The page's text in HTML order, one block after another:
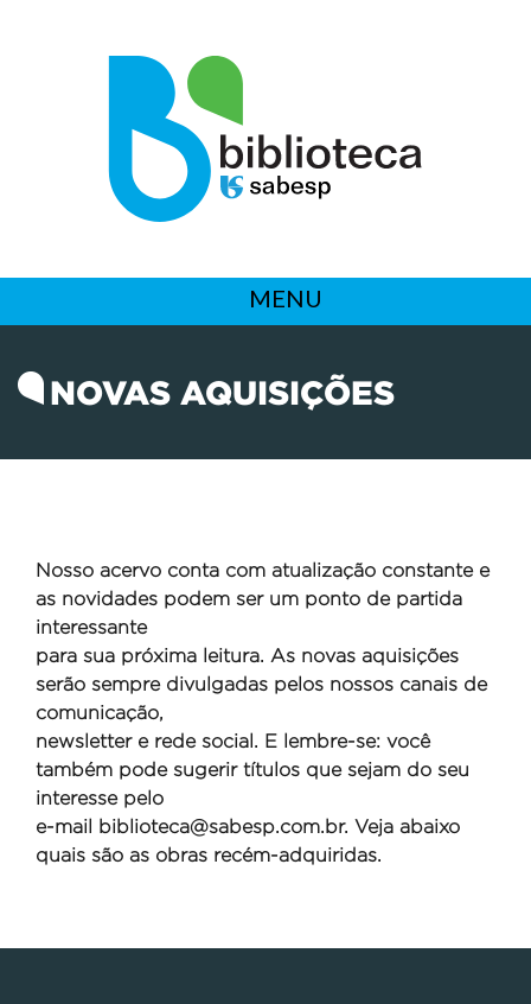
MENU
NOVAS AQUISIÇÕES
Nosso acervo conta com atualização constante e
as novidades podem ser um ponto de partida
interessante
para sua próxima leitura. As novas aquisições
serão sempre divulgadas pelos nossos canais de
comunicação,
newsletter e rede social. E lembre-se: você
também pode sugerir títulos que sejam do seu
interesse pelo
e-mail
biblioteca@sabesp.com.br. Veja abaixo
quais são as obras recém-adquiridas.